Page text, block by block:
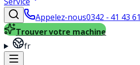
Appelez-nous0342 - 41 43 61
Trouver votre machine
fr